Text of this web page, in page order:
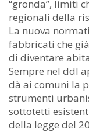
“gronda”, limiti
regionali della
La nuova
fabbricati che
di diventare
Sempre nel ddl
dà ai comuni la
strumenti
sottotetti
della legge del